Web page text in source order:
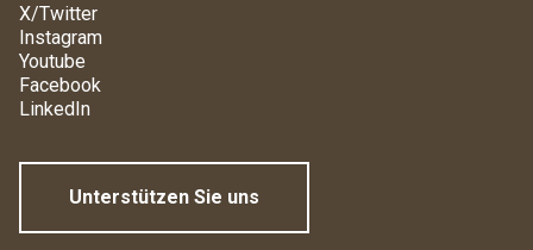
X/Twitter
Instagram
Youtube
Facebook
LinkedIn
Unterstützen Sie uns